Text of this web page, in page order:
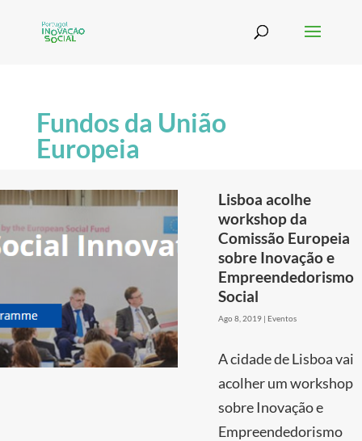
Fundos da União
Europeia
Lisboa acolhe
workshop da
Comissão Europeia
sobre Inovação e
Empreendedorismo
Social
Ago 8, 2019 | Eventos
A cidade de Lisboa vai
acolher um workshop
sobre Inovação e
Empreendedorismo